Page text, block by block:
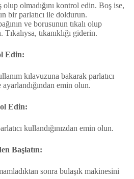
olup olmadığını kontrol edin. Boş ise,
bir parlatıcı ile doldurun.
ve borusunun tıkalı olup
tıkanıklığı giderin.
Edin:
kılavuzuna bakarak parlatıcı
emin olun.
Edin:
kullandığınızdan emin olun.
Başlatın:
sonra bulaşık makinesini